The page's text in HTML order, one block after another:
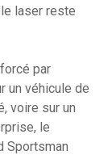
laser reste
par
un véhicule de
voire sur un
le
Sportsman